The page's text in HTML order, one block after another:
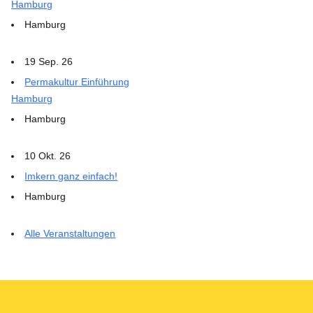
Hamburg
Hamburg
19 Sep. 26
Permakultur Einführung
Hamburg
Hamburg
10 Okt. 26
Imkern ganz einfach!
Hamburg
Alle Veranstaltungen